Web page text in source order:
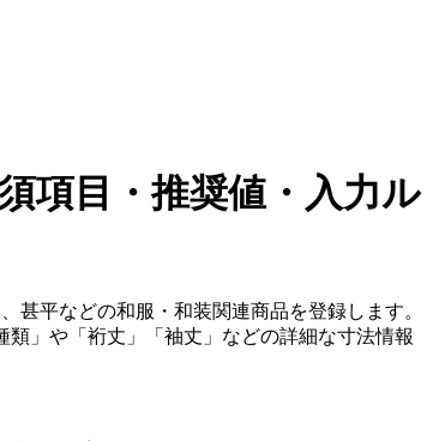
項目・推奨値・入力ル
平などの和服・和装関連商品を登録します。
」や「裄丈」「袖丈」などの詳細な寸法情報